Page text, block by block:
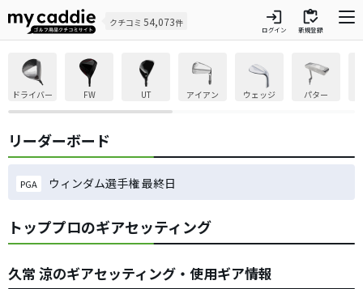
クチコミ 54,073件 login
ログイン
inventory
新規登録
ドライバー FW UT アイアン ウェッジ パター
リーダーボード
PGA ウィンダム選手権 最終日
トッププロのギアセッティング
久常 涼のギアセッティング・使用ギア情報